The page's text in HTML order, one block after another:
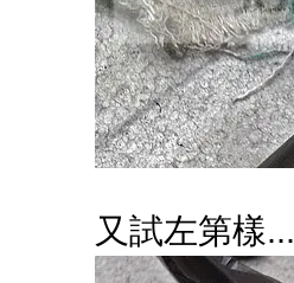
又試左第樣...